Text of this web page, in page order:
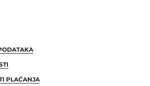
PLAĆANJA